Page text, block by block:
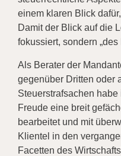
einem klaren Blick
Damit der Blick auf die
fokussiert, sondern „des
Als Berater der
gegenüber Dritten oder
Steuerstrafsachen
Freude eine breit
bearbeitet und mit
Klientel in den
Facetten des